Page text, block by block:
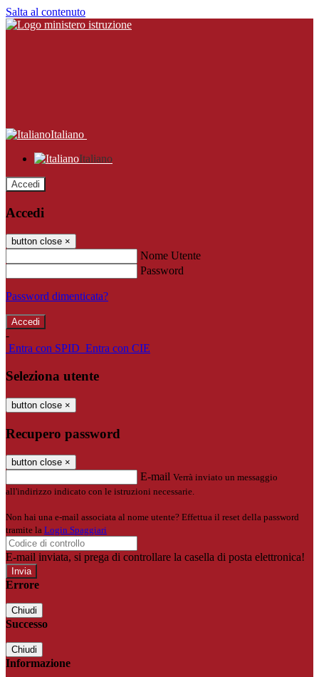
Salta al contenuto
Italiano
Italiano
Accedi
Accedi
button close ×
Nome Utente
Password
Password dimenticata?
-
Entra con SPID Entra con CIE
Seleziona utente
button close ×
Recupero password
button close ×
E-mail Verrà inviato un messaggio
all'indirizzo indicato con le istruzioni necessarie.
Non hai una e-mail associata al nome utente? Effettua il reset della password
tramite la Login Spaggiari
E-mail inviata, si prega di controllare la casella di posta elettronica!
Errore
Chiudi
Successo
Chiudi
Informazione